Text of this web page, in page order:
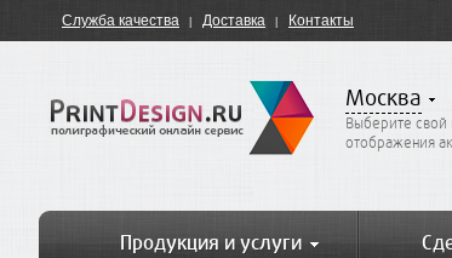
Служба качества Доставка Контакты
Москва
Выберите
отображения
Продукция и услуги